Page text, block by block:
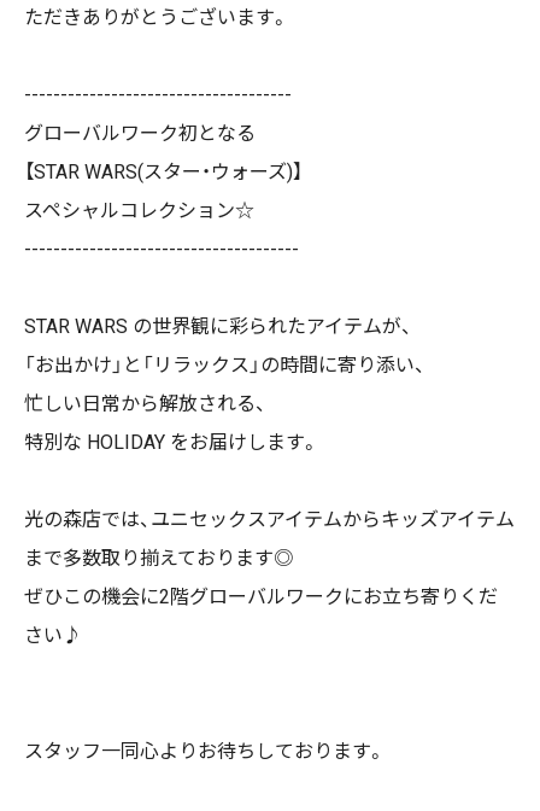
ただきありがとうございます。
-------------------------------------
グローバルワーク初となる
【STAR WARS(スター・ウォーズ)】
スペシャルコレクション☆︎
--------------------------------------
STAR WARS の世界観に彩られたアイテムが、
「お出かけ」と「リラックス」の時間に寄り添い、
忙しい日常から解放される、
特別な HOLIDAY をお届けします。
光の森店では、ユニセックスアイテムからキッズアイテム
まで多数取り揃えております◎
ぜひこの機会に2階グローバルワークにお立ち寄りくだ
さい♪
スタッフ一同心よりお待ちしております。